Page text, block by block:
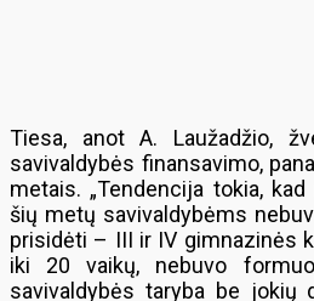
Tiesa, anot A. Laužadžio,
savivaldybės finansavimo,
metais. „Tendencija tokia,
šių metų savivaldybėms
prisidėti – III ir IV gimnazinės
iki 20 vaikų, nebuvo
savivaldybės taryba be jokių